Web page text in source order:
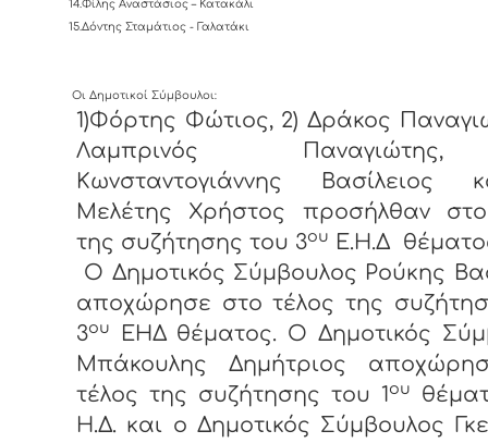
14.Φίλης Αναστάσιος – Κατακάλι
15.Δόντης Σταμάτιος - Γαλατάκι
Οι Δημοτικοί Σύμβουλοι:
1)Φόρτης Φώτιος, 2) Δράκος
Λαμπρινός
Κωνσταντογιάννης Βασίλειος
Μελέτης Χρήστος προσήλθαν
της συζήτησης του 3ου
Ε.Η.Δ
Ο Δημοτικός Σύμβουλος Ρούκης
αποχώρησε στο τέλος της
3ου
ΕΗΔ θέματος. Ο Δημοτικός
Μπάκουλης Δημήτριος
τέλος της συζήτησης του 1 ου
Η.Δ. και ο Δημοτικός Σύμβουλος